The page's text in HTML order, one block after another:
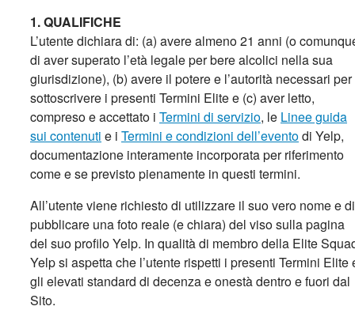
1. QUALIFICHE
L’utente dichiara di: (a) avere almeno 21 anni (o
di aver superato l’età legale per bere alcolici nella sua
giurisdizione), (b) avere il potere e l’autorità necessari per
sottoscrivere i presenti Termini Elite e (c) aver letto,
compreso e accettato i Termini di servizio, le Linee guida
sui contenuti e i Termini e condizioni dell’eventodi Yelp,
documentazione interamente incorporata per riferimento
come e se previsto pienamente in questi termini.
All’utente viene richiesto di utilizzare il suo vero nome e di
pubblicare una foto reale (e chiara) del viso sulla pagina
del suo profilo Yelp. In qualità di membro della Elite
Yelp si aspetta che l’utente rispetti i presenti Termini Elite
gli elevati standard di decenza e onestà dentro e fuori dal
Sito.